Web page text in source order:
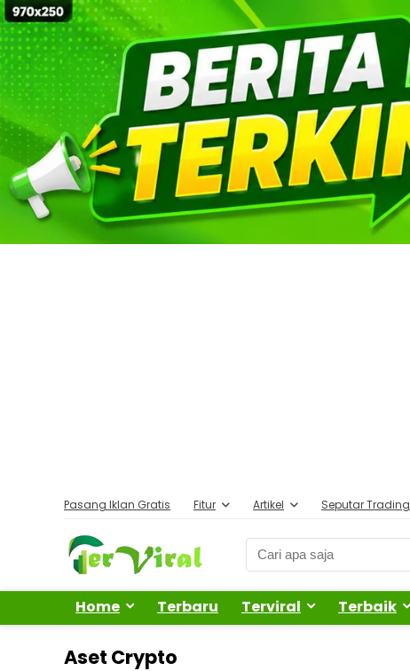
Pasang Iklan Gratis Fitur Artikel Seputar Trading
Home Terbaru Terviral Terbaik
Aset Crypto